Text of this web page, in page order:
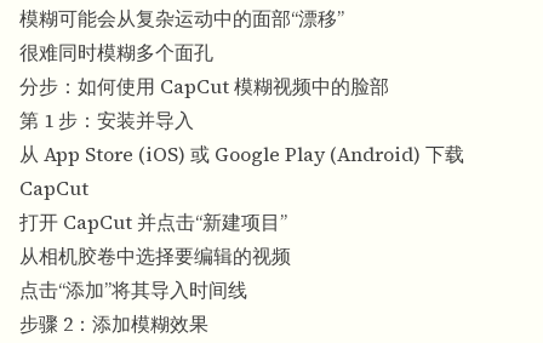
模糊可能会从复杂运动中的面部“漂移”
很难同时模糊多个面孔
分步：如何使用 CapCut 模糊视频中的脸部
第 1 步：安装并导入
从 App Store (iOS) 或 Google Play (Android) 下载
CapCut
打开 CapCut 并点击“新建项目”
从相机胶卷中选择要编辑的视频
点击“添加”将其导入时间线
步骤 2：添加模糊效果